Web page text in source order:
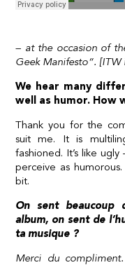
– at the occasion of
Geek Manifesto“. [ITW
We hear many
well as humor. How
Thank you for the
suit me. It is
fashioned. It’s like
perceive as
bit.
On sent beaucoup
album, on sent de
ta musique ?
Merci du